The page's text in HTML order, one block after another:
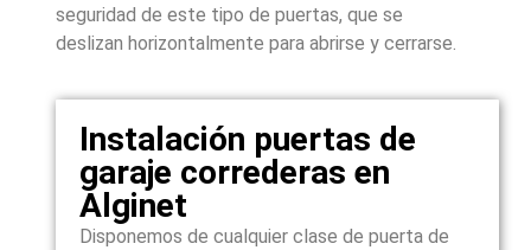
seguridad de este tipo de puertas, que se
deslizan horizontalmente para abrirse y cerrarse.
Instalación puertas de
garaje correderas en
Alginet
Disponemos de cualquier clase de puerta de